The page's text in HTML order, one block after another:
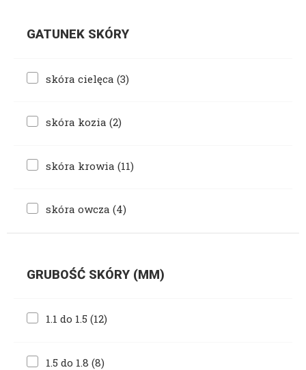
GATUNEK SKÓRY
skóra cielęca(3)
skóra kozia(2)
skóra krowia(11)
skóra owcza(4)
GRUBOŚĆ SKÓRY (MM)
1.1 do 1.5(12)
1.5 do 1.8(8)